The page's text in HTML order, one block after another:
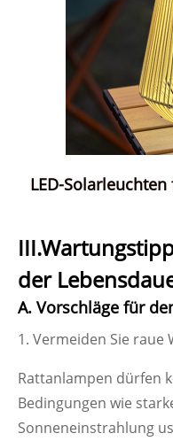
LED-
der
A. Vorschläge für
1. Vermeiden Sie
Rattanlampen dürfen
Bedingungen wie
Sonneneinstrahlung